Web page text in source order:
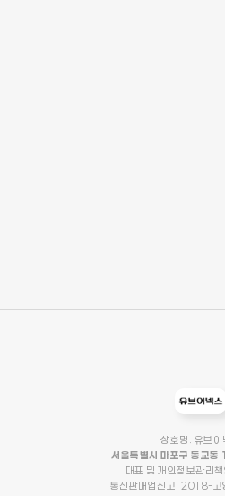
상호명: 유브이
서울특별시 마포구 동교
대표 및 개인정보관리
통신판매업신고: 2018-